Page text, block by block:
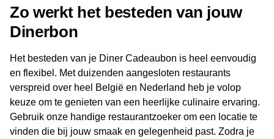
buurt, bijvoorbeeld in Brussel, Antwerpen, Gent of Brugge.
De ontvanger kiest zelf waar en wanneer er wordt genoten
van deze culinaire ervaring. Zo is de Diner Cadeaubon
niet alleen een diner, maar een bijzondere belevenis.
Zo werkt het besteden van jouw
Dinerbon
Het besteden van je Diner Cadeaubon is heel eenvoudig
en flexibel. Met duizenden aangesloten restaurants
verspreid over heel België en Nederland heb je volop
keuze om te genieten van een heerlijke culinaire ervaring.
Gebruik onze handige restaurantzoeker om een locatie te
vinden die bij jouw smaak en gelegenheid past. Zodra je